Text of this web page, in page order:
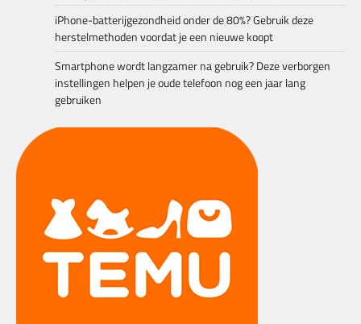
iPhone-batterijgezondheid onder de 80%? Gebruik deze
herstelmethoden voordat je een nieuwe koopt
Smartphone wordt langzamer na gebruik? Deze verborgen
instellingen helpen je oude telefoon nog een jaar lang
gebruiken